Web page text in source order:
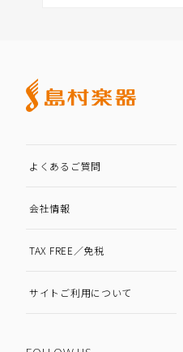
よくあるご質問
会社情報
TAX FREE／免税
サイトご利用について